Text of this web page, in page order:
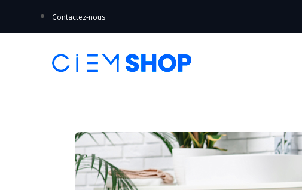
Contactez-nous